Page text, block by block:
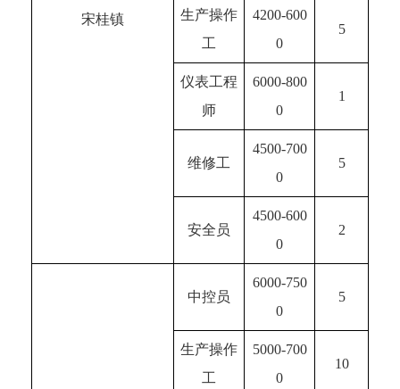
宋桂镇
生产操作
工
4200-600
0
5
仪表工程
师
6000-800
0
1
维修工
4500-700
0
5
安全员
4500-600
0
2
中控员
6000-750
0
5
生产操作
工
5000-700
0
10